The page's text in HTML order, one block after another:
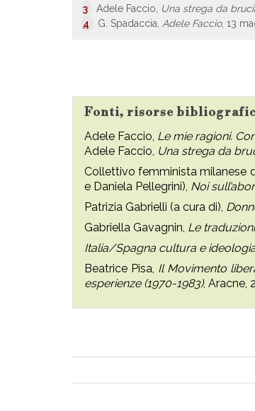
3
Adele Faccio, Una strega da
4
G. Spadaccia, Adele Faccio, 13
Fonti, risorse
Adele Faccio, Le mie ragioni.
Adele Faccio, Una strega da
Collettivo femminista milanese
e Daniela Pellegrini), Noi
Patrizia Gabrielli (a cura di),
Gabriella Gavagnin, Le
Italia/Spagna cultura e
Beatrice Pisa, Il Movimento
esperienze (1970-1983), Aracne,